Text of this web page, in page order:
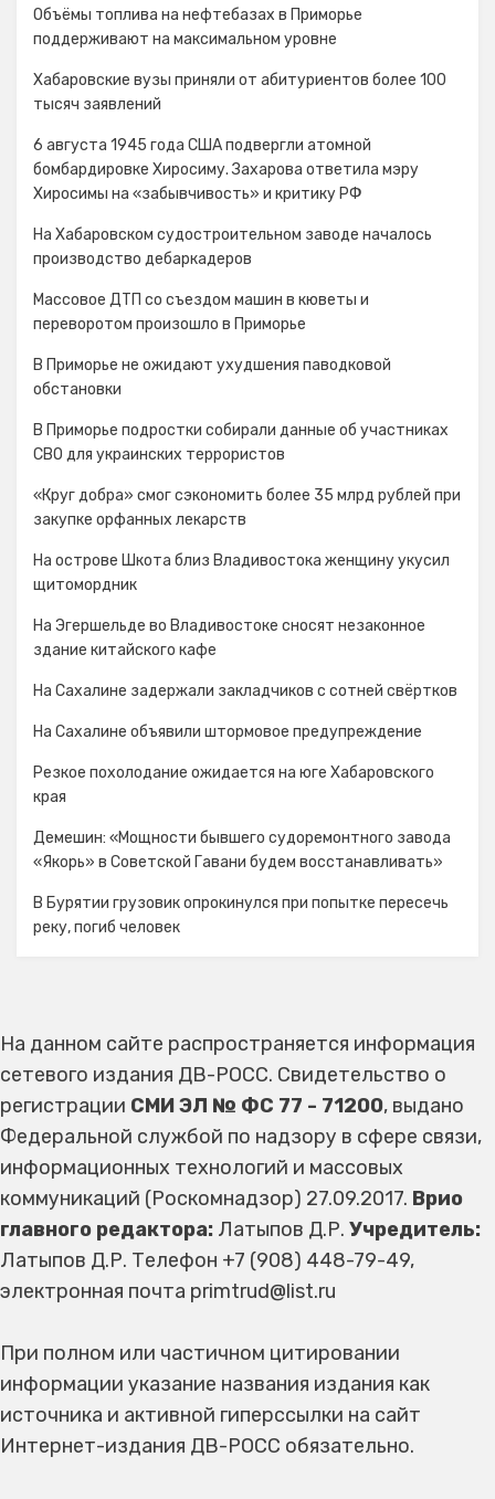
Объёмы топлива на нефтебазах в Приморье
поддерживают на максимальном уровне
Хабаровские вузы приняли от абитуриентов более 100
тысяч заявлений
6 августа 1945 года США подвергли атомной
бомбардировке Хиросиму. Захарова ответила мэру
Хиросимы на «забывчивость» и критику РФ
На Хабаровском судостроительном заводе началось
производство дебаркадеров
Массовое ДТП со съездом машин в кюветы и
переворотом произошло в Приморье
В Приморье не ожидают ухудшения паводковой
обстановки
В Приморье подростки собирали данные об участниках
СВО для украинских террористов
«Круг добра» смог сэкономить более 35 млрд рублей при
закупке орфанных лекарств
На острове Шкота близ Владивостока женщину укусил
щитомордник
На Эгершельде во Владивостоке сносят незаконное
здание китайского кафе
На Сахалине задержали закладчиков с сотней свёртков
На Сахалине объявили штормовое предупреждение
Резкое похолодание ожидается на юге Хабаровского
края
Демешин: «Мощности бывшего судоремонтного завода
«Якорь» в Советской Гавани будем восстанавливать»
В Бурятии грузовик опрокинулся при попытке пересечь
реку, погиб человек
На данном сайте распространяется информация
сетевого издания ДВ-РОСС. Свидетельство о
регистрации СМИ ЭЛ № ФС 77 - 71200, выдано
Федеральной службой по надзору в сфере связи,
информационных технологий и массовых
коммуникаций (Роскомнадзор) 27.09.2017. Врио
главного редактора: Латыпов Д.Р. Учредитель:
Латыпов Д.Р. Телефон +7 (908) 448-79-49,
электронная почта primtrud@list.ru
При полном или частичном цитировании
информации указание названия издания как
источника и активной гиперссылки на сайт
Интернет-издания ДВ-РОСС обязательно.